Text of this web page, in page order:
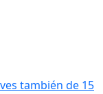
también de 15